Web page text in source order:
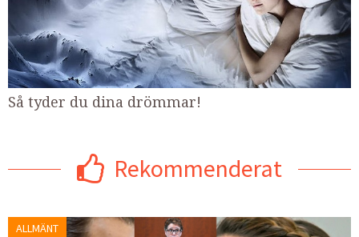
Så tyder du dina drömmar!
Rekommenderat
ALLMÄNT